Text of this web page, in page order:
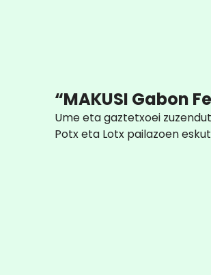
“MAKUSI Gabon
Ume eta gaztetxoei
Potx eta Lotx pailazoen